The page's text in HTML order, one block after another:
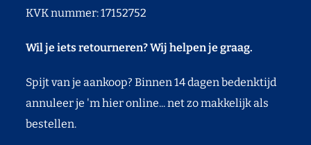
KVK nummer: 17152752
Wil je iets retourneren? Wij helpen je graag.
Spijt van je aankoop? Binnen 14 dagen bedenktijd
annuleer je 'm hier online... net zo makkelijk als
bestellen.